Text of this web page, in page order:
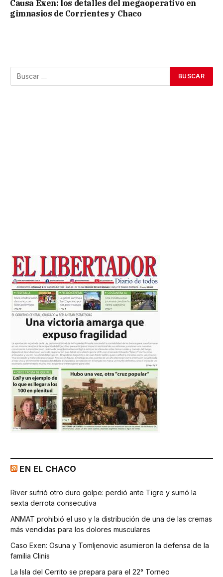
Causa Exen: los detalles del megaoperativo en
gimnasios de Corrientes y Chaco
EN EL CHACO
River sufrió otro duro golpe: perdió ante Tigre y sumó la
sexta derrota consecutiva
ANMAT prohibió el uso y la distribución de una de las cremas
más vendidas para los dolores musculares
Caso Exen: Osuna y Tomljenovic asumieron la defensa de la
familia Clinis
La Isla del Cerrito se prepara para el 22° Torneo